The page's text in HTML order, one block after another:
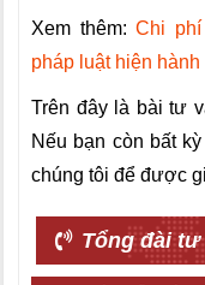
Xem thêm:Chi
pháp luật hiện hành
Trên đây là bài tư
Nếu bạn còn bất
chúng tôi để được
Tổng đài tư